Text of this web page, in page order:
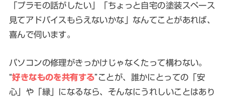
「プラモの話がしたい」「ちょっと自宅の塗装スペース
見てアドバイスもらえないかな」なんてことがあれば、
喜んで伺います。
パソコンの修理がきっかけじゃなくたって構わない。
“好きなものを共有する”ことが、誰かにとっての「安
心」や「縁」になるなら、そんなにうれしいことはあり